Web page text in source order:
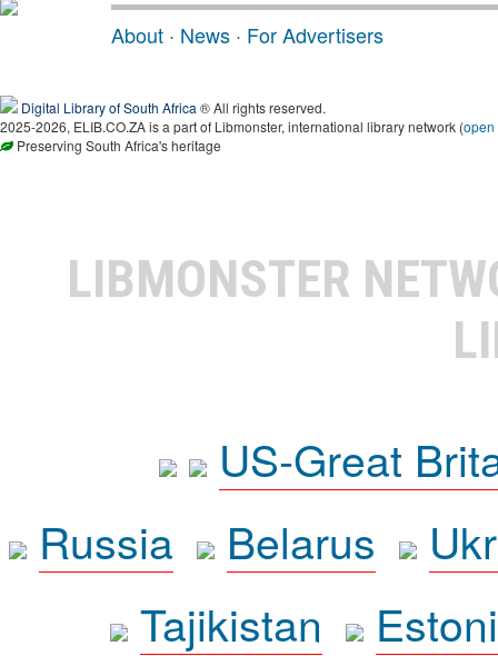
About · News · For Advertisers
Digital Library of South Africa® All rights reserved.
2025-2026, ELIB.CO.ZA is a part of Libmonster, international library network (open
Preserving South Africa's heritage
LIBMONSTER
US-Great
Russia
Belarus
Tajikistan